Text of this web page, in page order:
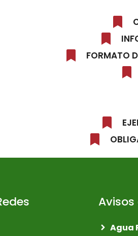
FORMATO
Agua